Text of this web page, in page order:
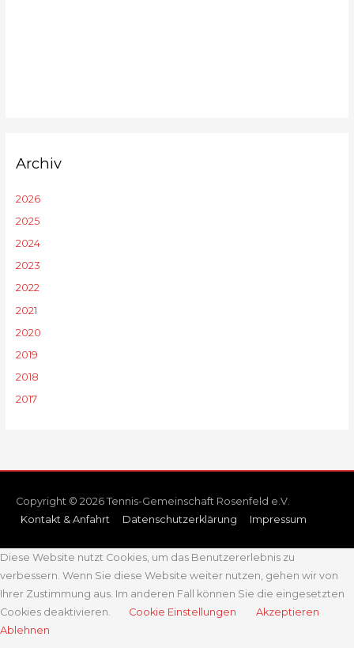
Archiv
2026
2025
2024
2023
2022
2021
2020
2019
2018
2017
Copyright © 2026 Tennis-Gemeinschaft Rosenfeld e.V.
Kontakt & Anfahrt
Datenschutzerklärung Impressum
Diese Website nutzt Cookies, um das Benutzererlebnis zu
verbessern. Wenn Sie diese Website weiter nutzen, gehen wir von
Ihrer Zustimmung aus. Im anderen Fall können Sie die eingesetzten
Cookies deaktivieren.
Cookie Einstellungen
Akzeptieren
Ablehnen